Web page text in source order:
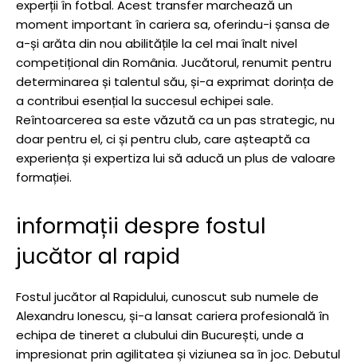
experții în fotbal. Acest transfer marchează un
moment important în cariera sa, oferindu-i șansa de
a-și arăta din nou abilitățile la cel mai înalt nivel
competițional din România. Jucătorul, renumit pentru
determinarea și talentul său, și-a exprimat dorința de
a contribui esențial la succesul echipei sale.
Reîntoarcerea sa este văzută ca un pas strategic, nu
doar pentru el, ci și pentru club, care așteaptă ca
experiența și expertiza lui să aducă un plus de valoare
formației.
informații despre fostul
jucător al rapid
Fostul jucător al Rapidului, cunoscut sub numele de
Alexandru Ionescu, și-a lansat cariera profesională în
echipa de tineret a clubului din București, unde a
impresionat prin agilitatea și viziunea sa în joc. Debutul